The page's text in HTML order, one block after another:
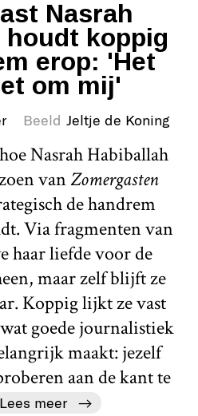
Nasrah
houdt koppig
erop: 'Het
om mij'
Beeld Jeltje de Koning
Nasrah Habiballah
vanZomergasten
de handrem
Via fragmenten van
haar liefde voor de
maar zelf blijft ze
Koppig lijkt ze vast
goede journalistiek
maakt: jezelf
aan de kant te
Lees meer